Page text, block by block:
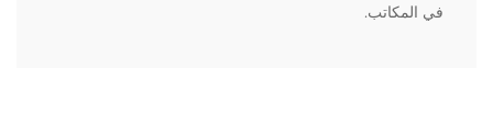
في المكاتب.